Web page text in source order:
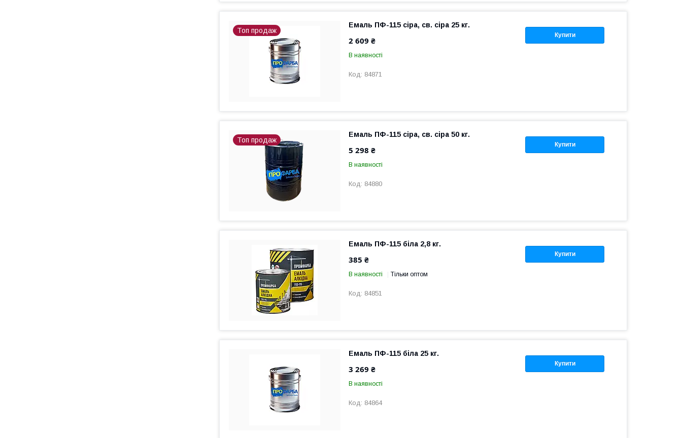
Топ продаж
Купити
Емаль ПФ-115 сіра, св. сіра 25 кг.
2 609 ₴
В наявності
84871
Топ продаж
Купити
Емаль ПФ-115 сіра, св. сіра 50 кг.
5 298 ₴
В наявності
84880
Купити
Емаль ПФ-115 біла 2,8 кг.
385 ₴
В наявності Тільки оптом
84851
Купити
Емаль ПФ-115 біла 25 кг.
3 269 ₴
В наявності
84864